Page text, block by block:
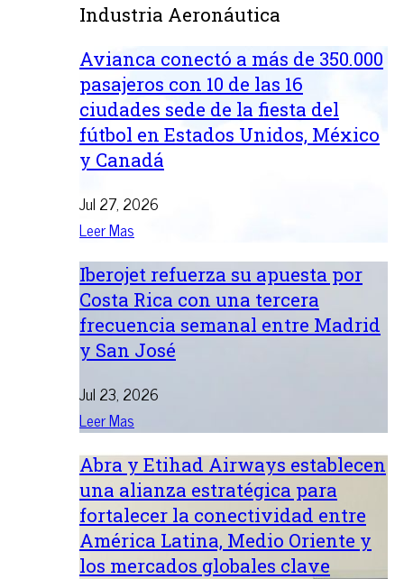
Industria Aeronáutica
Avianca conectó a más de 350.000
pasajeros con 10 de las 16
ciudades sede de la fiesta del
fútbol en Estados Unidos, México
y Canadá
Jul 27, 2026
Leer Mas
Iberojet refuerza su apuesta por
Costa Rica con una tercera
frecuencia semanal entre Madrid
y San José
Jul 23, 2026
Leer Mas
Abra y Etihad Airways establecen
una alianza estratégica para
fortalecer la conectividad entre
América Latina, Medio Oriente y
los mercados globales clave